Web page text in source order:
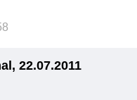
22.07.2011